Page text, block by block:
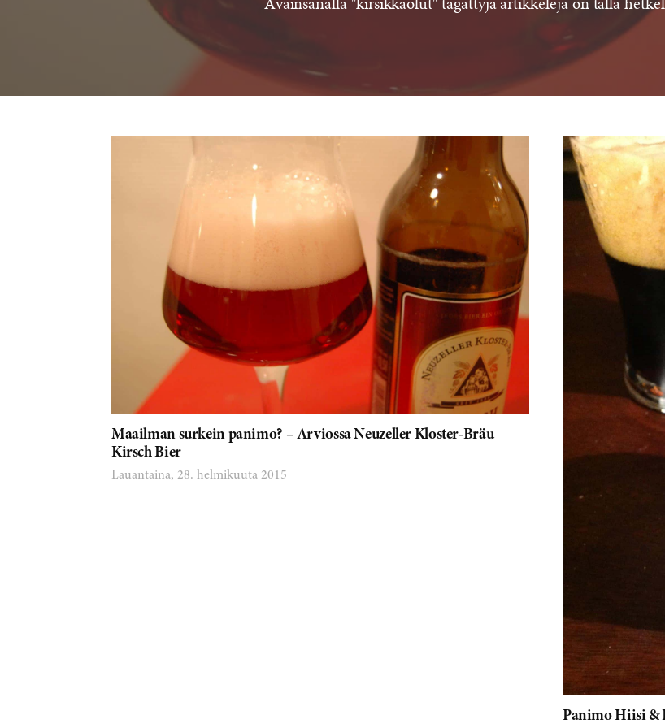
Avainsanalla "kirsikkaolut" tägättyjä artikkeleja on tällä
Maailman surkein panimo? – Arviossa Neuzeller Kloster-Bräu
Kirsch Bier
Lauantaina, 28. helmikuuta 2015
Panimo Hiisi &